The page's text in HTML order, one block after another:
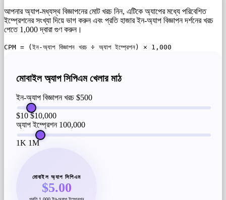
আপনার অ্যাপ-মধ্যস্থ বিজ্ঞাপনের মোট খরচ নিন, এটিকে অ্যাপের মধ্যে পরিবেশিত
ইম্প্রেশনের সংখ্যা দিয়ে ভাগ করুন এবং প্রতি হাজার ইন-অ্যাপ বিজ্ঞাপন দর্শনের খরচ
পেতে 1,000 দ্বারা গুণ করুন।
CPM = (ইন-অ্যাপ বিজ্ঞাপন খরচ ÷ অ্যাপ ইম্প্রেশন) × 1,000
মোবাইল অ্যাপ সিপিএম খেলার মাঠ
ইন-অ্যাপ বিজ্ঞাপন খরচ $500
$10 $10,000
অ্যাপ ইম্প্রেশন 100,000
1K 1M
মোবাইল অ্যাপ সিপিএম
$5.00